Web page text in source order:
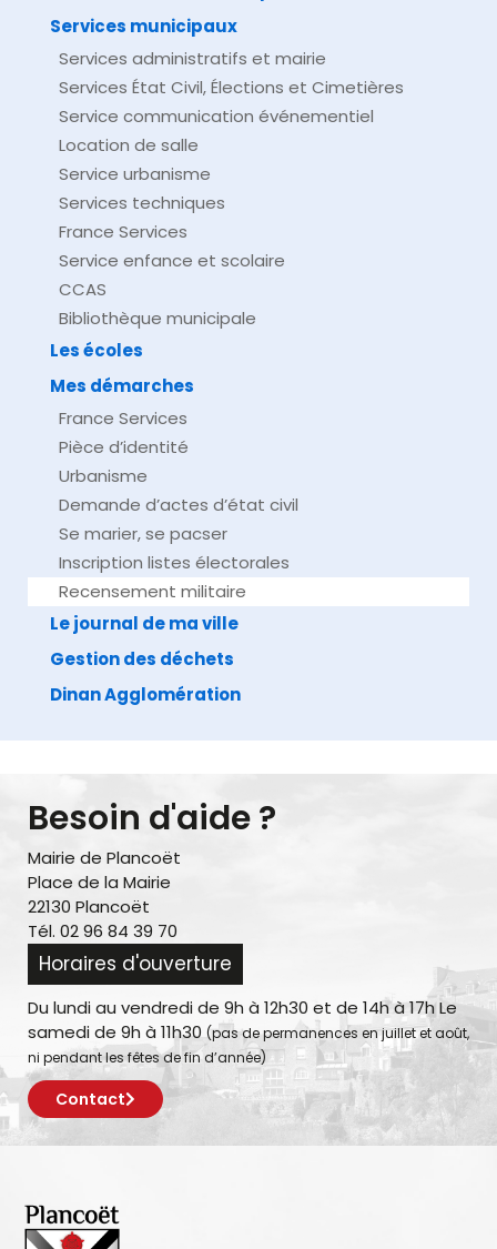
Services municipaux
Services administratifs et mairie
Services État Civil, Élections et Cimetières
Service communication événementiel
Location de salle
Service urbanisme
Services techniques
France Services
Service enfance et scolaire
CCAS
Bibliothèque municipale
Les écoles
Mes démarches
France Services
Pièce d’identité
Urbanisme
Demande d’actes d’état civil
Se marier, se pacser
Inscription listes électorales
Recensement militaire
Le journal de ma ville
Gestion des déchets
Dinan Agglomération
Besoin d'aide ?
Mairie de Plancoët
Place de la Mairie
22130 Plancoët
Tél. 02 96 84 39 70
Horaires d'ouverture
Du lundi au vendredi de 9h à 12h30 et de 14h à 17h Le
samedi de 9h à 11h30 (pas de permanences en juillet et août,
ni pendant les fêtes de fin d’année)
Contact